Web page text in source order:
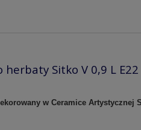
Sitko V 0,9 L
w Ceramice Artystycznej